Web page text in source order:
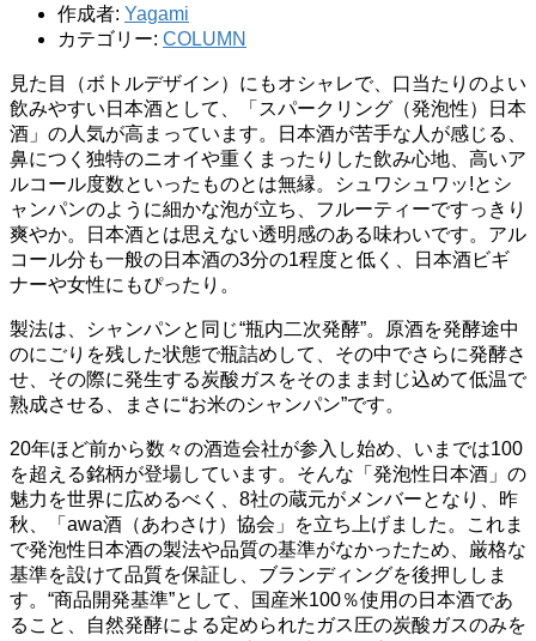
作成者: Yagami
カテゴリー: COLUMN
見た目（ボトルデザイン）にもオシャレで、口当たりのよい
飲みやすい日本酒として、「スパークリング（発泡性）日本
酒」の人気が高まっています。日本酒が苦手な人が感じる、
鼻につく独特のニオイや重くまったりした飲み心地、高いア
ルコール度数といったものとは無縁。シュワシュワッ!とシ
ャンパンのように細かな泡が立ち、フルーティーですっきり
爽やか。日本酒とは思えない透明感のある味わいです。アル
コール分も一般の日本酒の3分の1程度と低く、日本酒ビギ
ナーや女性にもぴったり。
製法は、シャンパンと同じ“瓶内二次発酵”。原酒を発酵途中
のにごりを残した状態で瓶詰めして、その中でさらに発酵さ
せ、その際に発生する炭酸ガスをそのまま封じ込めて低温で
熟成させる、まさに“お米のシャンパン”です。
20年ほど前から数々の酒造会社が参入し始め、いまでは100
を超える銘柄が登場しています。そんな「発泡性日本酒」の
魅力を世界に広めるべく、8社の蔵元がメンバーとなり、昨
秋、「awa酒（あわさけ）協会」を立ち上げました。これま
で発泡性日本酒の製法や品質の基準がなかったため、厳格な
基準を設けて品質を保証し、ブランディングを後押ししま
す。“商品開発基準”として、国産米100％使用の日本酒であ
ること、自然発酵による定められたガス圧の炭酸ガスのみを